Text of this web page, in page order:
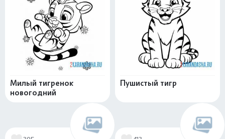
Милый тигренок
новогодний
Пушистый тигр